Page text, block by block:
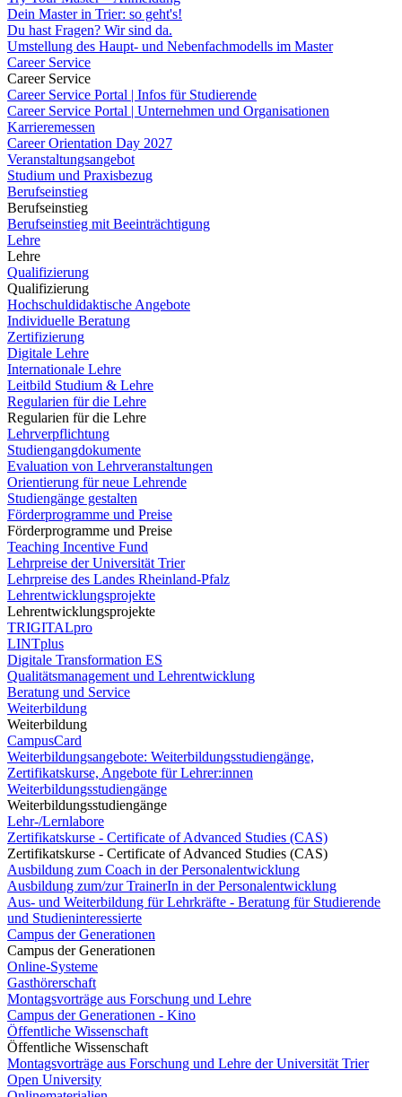
Dein Master in Trier: so geht's!
Du hast Fragen? Wir sind da.
Umstellung des Haupt- und Nebenfachmodells im Master
Career Service
Career Service
Career Service Portal | Infos für Studierende
Career Service Portal | Unternehmen und Organisationen
Karrieremessen
Career Orientation Day 2027
Veranstaltungsangebot
Studium und Praxisbezug
Berufseinstieg
Berufseinstieg
Berufseinstieg mit Beeinträchtigung
Lehre
Lehre
Qualifizierung
Qualifizierung
Hochschuldidaktische Angebote
Individuelle Beratung
Zertifizierung
Digitale Lehre
Internationale Lehre
Leitbild Studium & Lehre
Regularien für die Lehre
Regularien für die Lehre
Lehrverpflichtung
Studiengangdokumente
Evaluation von Lehrveranstaltungen
Orientierung für neue Lehrende
Studiengänge gestalten
Förderprogramme und Preise
Förderprogramme und Preise
Teaching Incentive Fund
Lehrpreise der Universität Trier
Lehrpreise des Landes Rheinland-Pfalz
Lehrentwicklungsprojekte
Lehrentwicklungsprojekte
TRIGITALpro
LINTplus
Digitale Transformation ES
Qualitätsmanagement und Lehrentwicklung
Beratung und Service
Weiterbildung
Weiterbildung
CampusCard
Weiterbildungsangebote: Weiterbildungsstudiengänge,
Zertifikatskurse, Angebote für Lehrer:innen
Weiterbildungsstudiengänge
Weiterbildungsstudiengänge
Lehr-/Lernlabore
Zertifikatskurse - Certificate of Advanced Studies (CAS)
Zertifikatskurse - Certificate of Advanced Studies (CAS)
Ausbildung zum Coach in der Personalentwicklung
Ausbildung zum/zur TrainerIn in der Personalentwicklung
Aus- und Weiterbildung für Lehrkräfte - Beratung für Studierende
und Studieninteressierte
Campus der Generationen
Campus der Generationen
Online-Systeme
Gasthörerschaft
Montagsvorträge aus Forschung und Lehre
Campus der Generationen - Kino
Öffentliche Wissenschaft
Öffentliche Wissenschaft
Montagsvorträge aus Forschung und Lehre der Universität Trier
Open University